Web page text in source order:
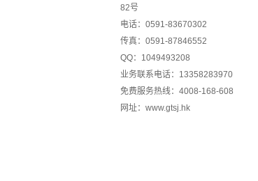
82号
电话：0591-83670302
传真：0591-87846552
QQ：1049493208
业务联系电话：13358283970
免费服务热线：4008-168-608
网址： www.gtsj.hk